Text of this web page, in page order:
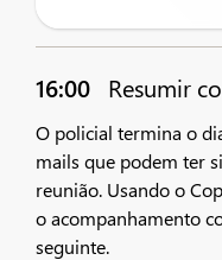
16:00 Resumir
O policial termina o
mails que podem ter
reunião. Usando o
o acompanhamento
seguinte.